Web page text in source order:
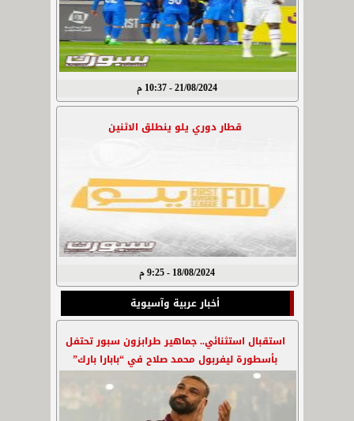
21/08/2024 - 10:37 م
قطار دوري يلو ينطلق الاثنين
18/08/2024 - 9:25 م
أخبار عربية وآسيوية
استقبال استثنائي.. جماهير طرابزون سبور تحتفل
بأسطورة ليفربول محمد صلاح في “بابارا بارك”